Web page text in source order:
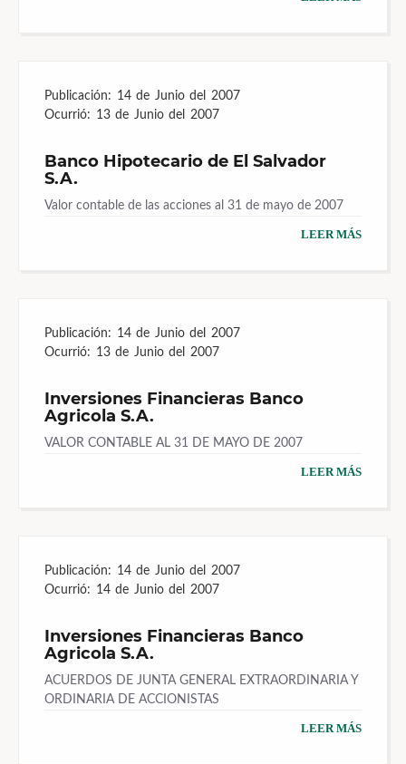
Publicación: 14 de Junio del 2007
Ocurrió: 13 de Junio del 2007
Banco Hipotecario de El Salvador
S.A.
Valor contable de las acciones al 31 de mayo de 2007
LEER MÁS
Publicación: 14 de Junio del 2007
Ocurrió: 13 de Junio del 2007
Inversiones Financieras Banco
Agricola S.A.
VALOR CONTABLE AL 31 DE MAYO DE 2007
LEER MÁS
Publicación: 14 de Junio del 2007
Ocurrió: 14 de Junio del 2007
Inversiones Financieras Banco
Agricola S.A.
ACUERDOS DE JUNTA GENERAL EXTRAORDINARIA Y
ORDINARIA DE ACCIONISTAS
LEER MÁS